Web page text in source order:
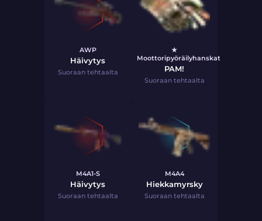
AWP
Häivytys
Suoraan tehtaalta
★
Moottoripyöräilyhanskat
PAM!
Suoraan tehtaalta
M4A1-S
Häivytys
Suoraan tehtaalta
M4A4
Hiekkamyrsky
Suoraan tehtaalta